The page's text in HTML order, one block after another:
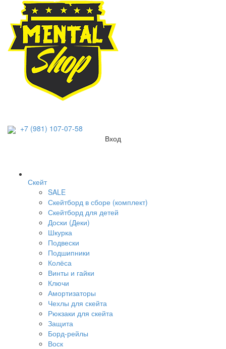
+7 (981) 107-07-58
Вход
Скейт
SALE
Скейтборд в сборе (комплект)
Скейтборд для детей
Доски (Деки)
Шкурка
Подвески
Подшипники
Колёса
Винты и гайки
Ключи
Амортизаторы
Чехлы для скейта
Рюкзаки для скейта
Защита
Борд-рейлы
Воск